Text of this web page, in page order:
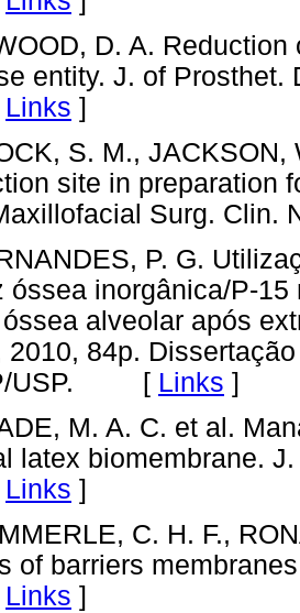
D. A.
entity. J. of Prosthet.
Links ]
S. M., JACKSON,
site in preparation
Surg.
P. G.
óssea inorgânica/P-
alveolar após
2010, 84p.
USP. [ Links ]
M. A. C. et al.
latex biomembrane.
Links ]
C. H. F.,
of barriers
Links ]